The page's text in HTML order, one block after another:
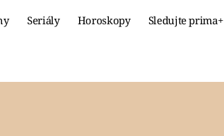
Seriály Horoskopy Sledujte prima+